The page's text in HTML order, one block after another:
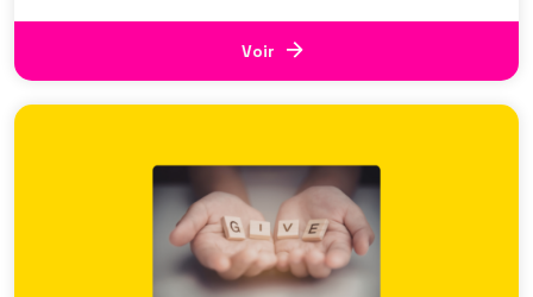
Nour » : un film d’animation assisté par IA qui
Voir